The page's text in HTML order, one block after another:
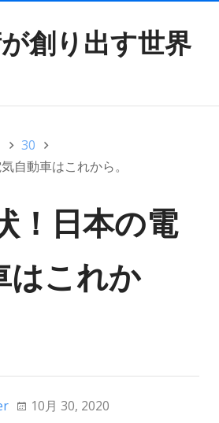
創り出す世界
30
自動車はこれから。
！日本の電
はこれか
10月 30, 2020